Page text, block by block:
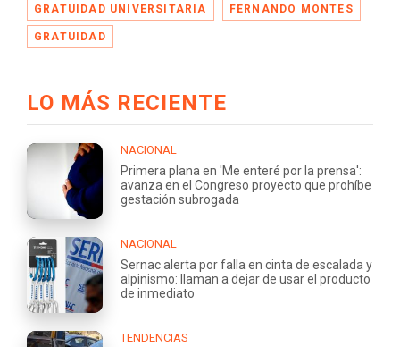
GRATUIDAD UNIVERSITARIA FERNANDO MONTES
GRATUIDAD
LO MÁS RECIENTE
NACIONAL
Primera plana en 'Me enteré por la prensa':
avanza en el Congreso proyecto que prohíbe
gestación subrogada
NACIONAL
Sernac alerta por falla en cinta de escalada y
alpinismo: llaman a dejar de usar el producto
de inmediato
TENDENCIAS